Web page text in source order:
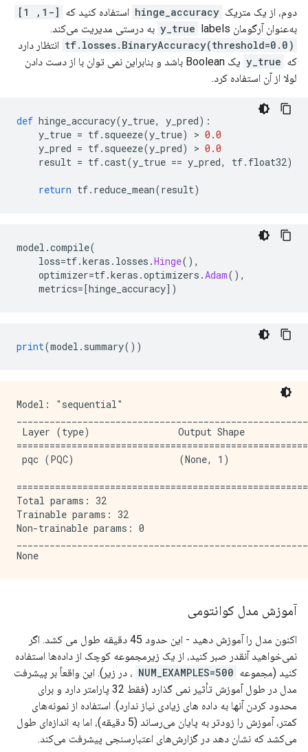
دوم، از یک متریک hinge_accuracy استفاده کنید که [-1, 1]
به‌عنوان آرگومان
y_true labels به درستی مدیریت می‌کند.
tf.losses.BinaryAccuracy(threshold=0.0) انتظار دارد
که y_true
یک Boolean باشد و بنابراین نمی توان با از دست دادن
لولا از آن استفاده کرد.
def hinge_accuracy(y_true, y_pred):
y_true = tf. squeeze(y_true) > 0.0
y_pred = tf. squeeze(y_pred) > 0.0
result = tf.cast(y_true == y_pred, tf. float32)
return tf. reduce_mean(result)
model .compile(
loss=tf.keras . losses .Hinge(),
optimizer=tf.keras .optimizers .Adam(),
metrics=[hinge_accuracy])
print(model . summary())
Model: "sequential"
Layer (type)                Output Shape
pqc (PQC)                   (None, 1)
Total params: 32
Trainable params: 32
Non-trainable params: 0
آموزش مدل کوانتومی
اکنون مدل را آموزش دهید - این حدود 45 دقیقه طول می کشد. اگر
نمی‌خواهید آنقدر صبر کنید، از یک زیرمجموعه کوچک از داده‌ها استفاده
کنید (مجموعه NUM_EXAMPLES=500 ، در زیر). این واقعاً بر پیشرفت
مدل در طول آموزش تأثیر نمی گذارد (فقط 32 پارامتر دارد و برای
محدود کردن آنها به داده های زیادی نیاز ندارد). استفاده از نمونه‌های
کمتر، آموزش را زودتر به پایان می‌رساند (5 دقیقه)، اما به اندازه‌ای طول
می‌کشد که نشان دهد در گزارش‌های اعتبارسنجی پیشرفت می‌کند.